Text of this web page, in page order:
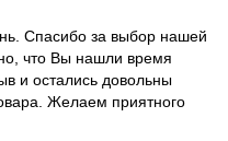
Спасибо за выбор нашей
что Вы нашли время
и остались довольны
Желаем приятного